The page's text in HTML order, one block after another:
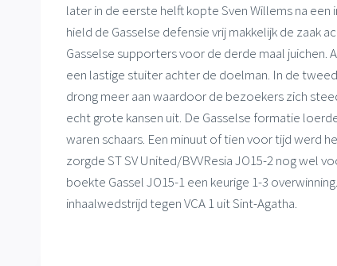
later in de eerste helft kopte Sven Willems na een
hield de Gasselse defensie vrij makkelijk de zaak
Gasselse supporters voor de derde maal
een lastige stuiter achter de doelman. In de
drong meer aan waardoor de bezoekers zich
echt grote kansen uit. De Gasselse formatie
waren schaars. Een minuut of tien voor tijd werd
zorgde ST SV United/BVVResia JO15-2 nog wel
boekte Gassel JO15-1 een keurige 1-3
inhaalwedstrijd tegen VCA 1 uit Sint-Agatha.